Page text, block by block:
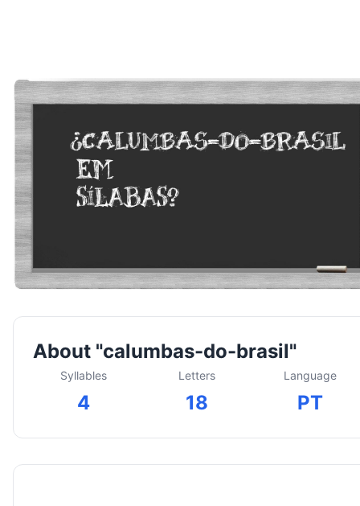
About "calumbas-do-brasil"
Syllables
4
Letters
18
Language
PT